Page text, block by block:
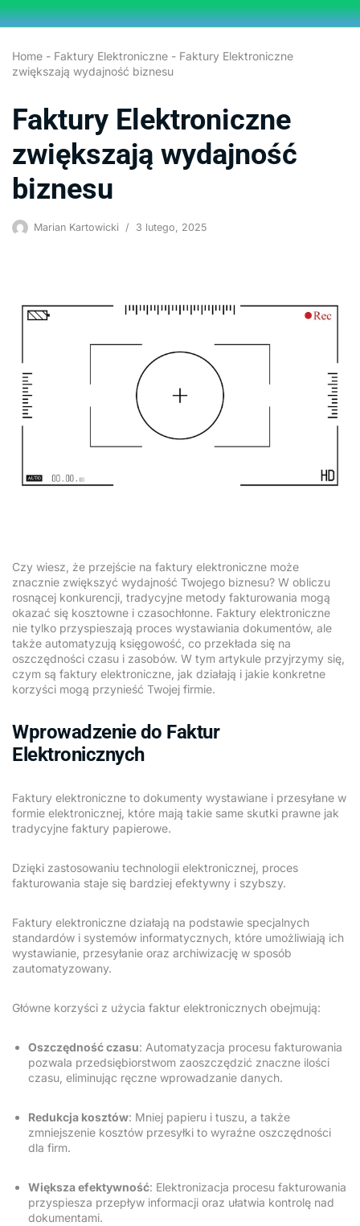
do
treści
Home - Faktury Elektroniczne - Faktury Elektroniczne
zwiększają wydajność biznesu
Faktury Elektroniczne
zwiększają wydajność
biznesu
Marian Kartowicki 3 lutego, 2025
Czy wiesz, że przejście na faktury elektroniczne może
znacznie zwiększyć wydajność Twojego biznesu? W obliczu
rosnącej konkurencji, tradycyjne metody fakturowania mogą
okazać się kosztowne i czasochłonne. Faktury elektroniczne
nie tylko przyspieszają proces wystawiania dokumentów, ale
także automatyzują księgowość, co przekłada się na
oszczędności czasu i zasobów. W tym artykule przyjrzymy się,
czym są faktury elektroniczne, jak działają i jakie konkretne
korzyści mogą przynieść Twojej firmie.
Wprowadzenie do Faktur
Elektronicznych
Faktury elektroniczne to dokumenty wystawiane i przesyłane w
formie elektronicznej, które mają takie same skutki prawne jak
tradycyjne faktury papierowe.
Dzięki zastosowaniu technologii elektronicznej, proces
fakturowania staje się bardziej efektywny i szybszy.
Faktury elektroniczne działają na podstawie specjalnych
standardów i systemów informatycznych, które umożliwiają ich
wystawianie, przesyłanie oraz archiwizację w sposób
zautomatyzowany.
Główne korzyści z użycia faktur elektronicznych obejmują:
Oszczędność czasu: Automatyzacja procesu fakturowania
pozwala przedsiębiorstwom zaoszczędzić znaczne ilości
czasu, eliminując ręczne wprowadzanie danych.
Redukcja kosztów: Mniej papieru i tuszu, a także
zmniejszenie kosztów przesyłki to wyraźne oszczędności
dla firm.
Większa efektywność: Elektronizacja procesu fakturowania
przyspiesza przepływ informacji oraz ułatwia kontrolę nad
dokumentami.